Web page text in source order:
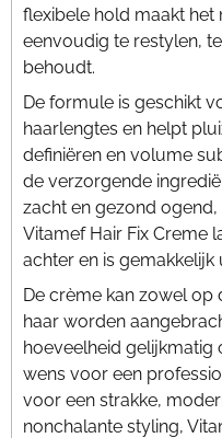
flexibele hold maakt
eenvoudig te restylen,
behoudt.
De formule is geschikt
haarlengtes en helpt
definiëren en volume
de verzorgende
zacht en gezond
Vitamef Hair Fix Creme
achter en is gemakkelijk
De crème kan zowel
haar worden
hoeveelheid gelijkmatig
wens voor een
voor een strakke,
nonchalante styling,